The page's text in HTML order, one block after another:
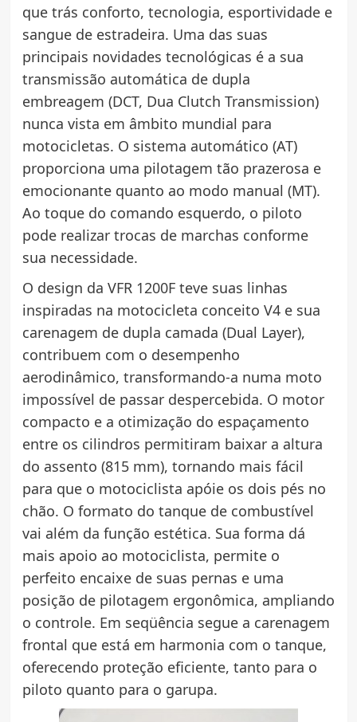
que trás conforto, tecnologia, esportividade e
sangue de estradeira. Uma das suas
principais novidades tecnológicas é a sua
transmissão automática de dupla
embreagem (DCT, Dua Clutch Transmission)
nunca vista em âmbito mundial para
motocicletas. O sistema automático (AT)
proporciona uma pilotagem tão prazerosa e
emocionante quanto ao modo manual (MT).
Ao toque do comando esquerdo, o piloto
pode realizar trocas de marchas conforme
sua necessidade.
O design da VFR 1200F teve suas linhas
inspiradas na motocicleta conceito V4 e sua
carenagem de dupla camada (Dual Layer),
contribuem com o desempenho
aerodinâmico, transformando-a numa moto
impossível de passar despercebida. O motor
compacto e a otimização do espaçamento
entre os cilindros permitiram baixar a altura
do assento (815 mm), tornando mais fácil
para que o motociclista apóie os dois pés no
chão. O formato do tanque de combustível
vai além da função estética. Sua forma dá
mais apoio ao motociclista, permite o
perfeito encaixe de suas pernas e uma
posição de pilotagem ergonômica, ampliando
o controle. Em seqüência segue a carenagem
frontal que está em harmonia com o tanque,
oferecendo proteção eficiente, tanto para o
piloto quanto para o garupa.